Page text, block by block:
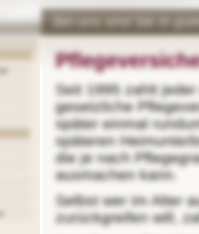
Seit 1995 zahlt jeder sozialversicherungspflichtige Bürger in die
gesetzliche
später einmal
späteren
die je nach
ausmachen kann.
Selbst wer im Alter auf Hilfe durch einen ambulanten Pflegedienst
zurückgreifen will,